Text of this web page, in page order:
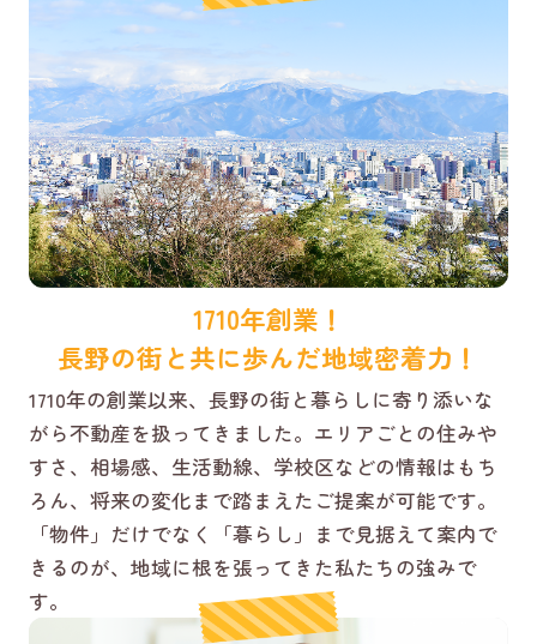
1710年創業！
長野の街と共に歩んだ地域密着力！
1710年の創業以来、長野の街と暮らしに寄り添いな
がら不動産を扱ってきました。エリアごとの住みや
すさ、相場感、生活動線、学校区などの情報はもち
ろん、将来の変化まで踏まえたご提案が可能です。
「物件」だけでなく「暮らし」まで見据えて案内で
きるのが、地域に根を張ってきた私たちの強みで
す。